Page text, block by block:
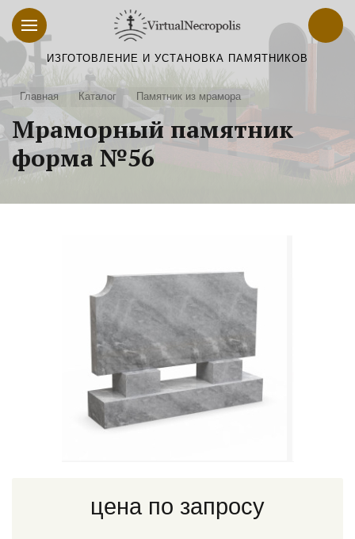
ИЗГОТОВЛЕНИЕ И УСТАНОВКА ПАМЯТНИКОВ
Главная Каталог Памятник из мрамора
Мраморный памятник
форма №56
цена по запросу